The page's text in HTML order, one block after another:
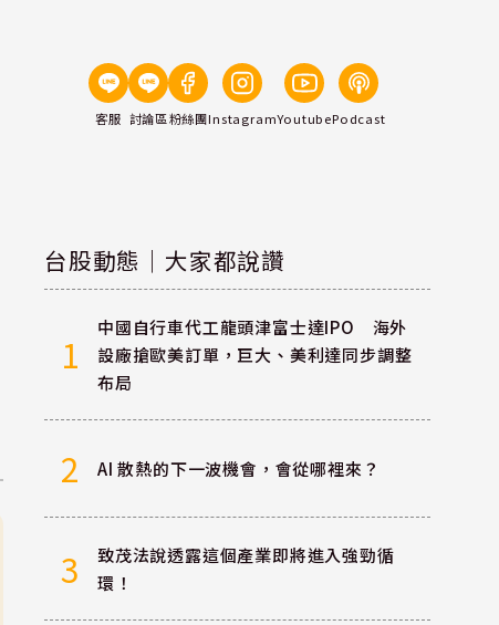
客服 討論區粉絲團InstagramYoutubePodcast
台股動態｜大家都說讚
1
中國自行車代工龍頭津富士達IPO 海外
設廠搶歐美訂單，巨大、美利達同步調整
布局
2 AI 散熱的下一波機會，會從哪裡來？
3
致茂法說透露這個產業即將進入強勁循
環！